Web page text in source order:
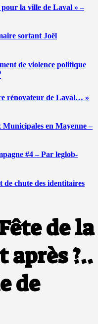
la ville de Laval » –
sortant Joël
de violence politique
rénovateur de Laval… »
Municipales en Mayenne –
#4 – Par leglob-
chute des identitaires
de la
après ?..
de